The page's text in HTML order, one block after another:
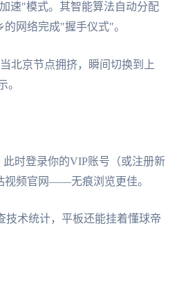
速"模式。其智能算法自动分配
网络完成"握手仪式"。
北京节点拥挤，瞬间切换到上
。
时登录你的VIP账号（或注册新
视频官网——无痕浏览更佳。
技术统计，平板还能挂着懂球帝